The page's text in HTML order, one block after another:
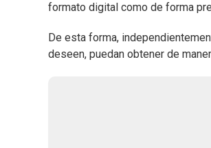
formato digital como de forma
De esta forma,
deseen, puedan obtener de